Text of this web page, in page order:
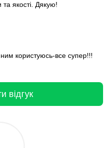
та якості. Дякую!
користуюсь-все супер!!!
відгук